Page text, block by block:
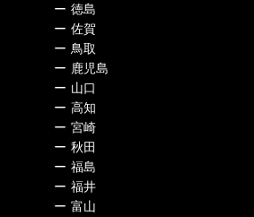
ー 徳島
ー 佐賀
ー 鳥取
ー 鹿児島
ー 山口
ー 高知
ー 宮崎
ー 秋田
ー 福島
ー 福井
ー 富山